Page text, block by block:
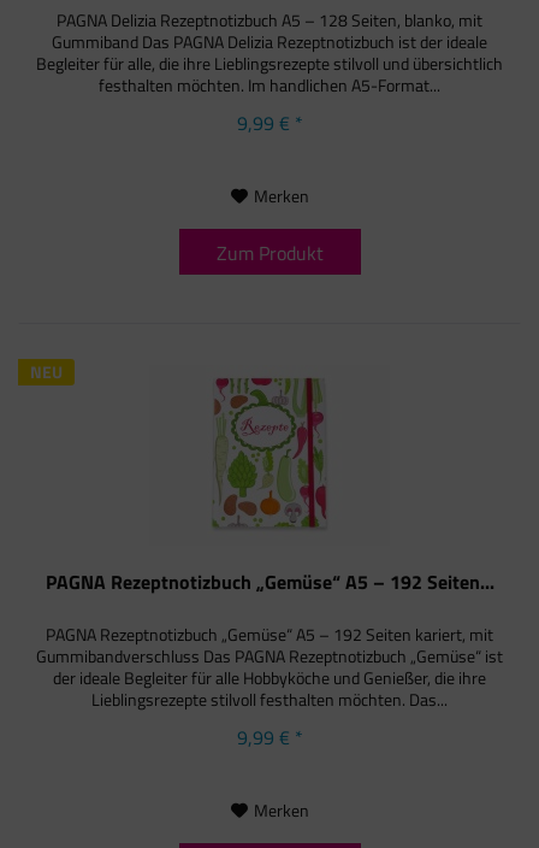
PAGNA Delizia Rezeptnotizbuch A5 – 128 Seiten, blanko, mit
Gummiband Das PAGNA Delizia Rezeptnotizbuch ist der ideale
Begleiter für alle, die ihre Lieblingsrezepte stilvoll und übersichtlich
festhalten möchten. Im handlichen A5-Format...
9,99 € *
Merken
Zum Produkt
NEU
PAGNA Rezeptnotizbuch „Gemüse“ A5 – 192 Seiten...
PAGNA Rezeptnotizbuch „Gemüse“ A5 – 192 Seiten kariert, mit
Gummibandverschluss Das PAGNA Rezeptnotizbuch „Gemüse“ ist
der ideale Begleiter für alle Hobbyköche und Genießer, die ihre
Lieblingsrezepte stilvoll festhalten möchten. Das...
9,99 € *
Merken